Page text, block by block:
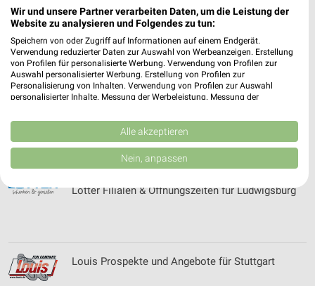
Lillich Immobilien Filialen & Öffnungszeiten für
Kornwestheim
LINK Immobilien Filialen & Öffnungszeiten für
Lotter Filialen & Öffnungszeiten für Ludwigsburg
Louis Prospekte und Angebote für Stuttgart
Wir und unsere Partner verarbeiten Daten, um die Leistung der
Website zu analysieren und Folgendes zu tun:
Speichern von oder Zugriff auf Informationen auf einem Endgerät.
Verwendung reduzierter Daten zur Auswahl von Werbeanzeigen. Erstellung
von Profilen für personalisierte Werbung. Verwendung von Profilen zur
Auswahl personalisierter Werbung. Erstellung von Profilen zur
Personalisierung von Inhalten. Verwendung von Profilen zur Auswahl
personalisierter Inhalte. Messung der Werbeleistung. Messung der
Kombinationen von Daten aus verschiedenen Quellen. Entwicklung und
Verbesserung der Angebote. Verwendung reduzierter Daten zur Auswahl
von Inhalten.
Daten können außerhalb der Europäischen Union weitergegeben und in die
Website/App.
Speichern von oder Zugriff auf Informationen
auf einem Endgerät
Alle akzeptieren
Nein, anpassen